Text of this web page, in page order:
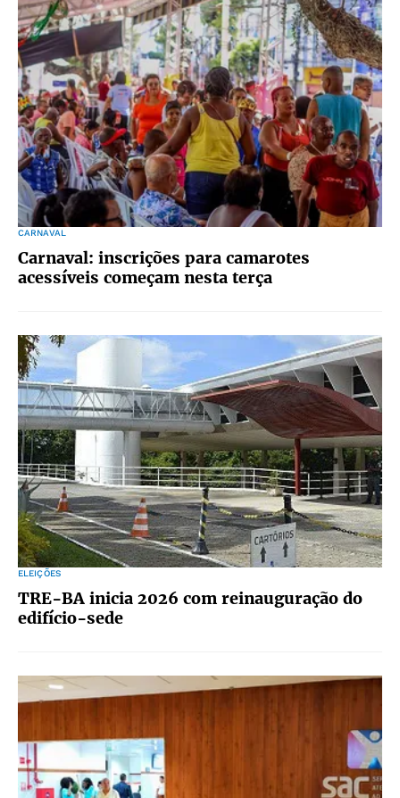
CARNAVAL
Carnaval: inscrições para camarotes
acessíveis começam nesta terça
ELEIÇÕES
TRE-BA inicia 2026 com reinauguração do
edifício-sede